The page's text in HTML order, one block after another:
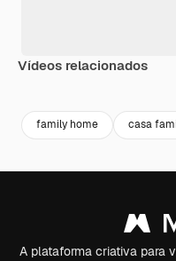
Vídeos relacionados
family home casa
A plataforma criativa para